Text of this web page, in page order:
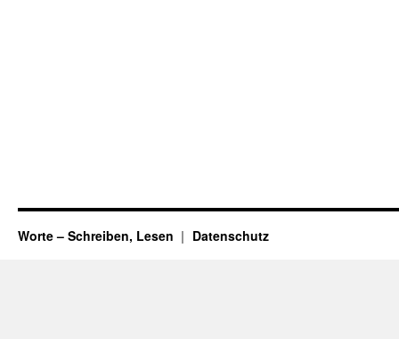
Worte – Schreiben, Lesen Datenschutz